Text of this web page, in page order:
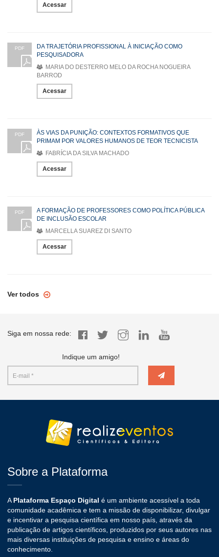
Acessar
PDF
DA TRAJETÓRIA PROFISSIONAL À INICIAÇÃO COMO
PESQUISADORA
MARIA DO DESTERRO MELO DA ROCHA NOGUEIRA
BARROD
Acessar
PDF
ÀS VIAS DA PUNIÇÃO: CONTEXTOS FORMATIVOS QUE
PRIMAM POR VALORES HUMANOS DE TEOR TECNICISTA
FABRÍCIA DA SILVA MACHADO
Acessar
PDF
A FORMAÇÃO DE PROFESSORES COMO POLÍTICA PÚBLICA
DE INCLUSÃO ESCOLAR
MARCELLA SUAREZ DI SANTO
Acessar
Ver todos
Siga em nossa rede:
Indique um amigo!
Sobre a Plataforma
APlataforma Espaço Digital é um ambiente acessível a toda
comunidade acadêmica e tem a missão de disponibilizar, divulgar
e incentivar a pesquisa científica em nosso país, através da
publicação de artigos científicos, produzidos por seus autores nas
mais diversas instituições de pesquisa e ensino e áreas do
conhecimento.